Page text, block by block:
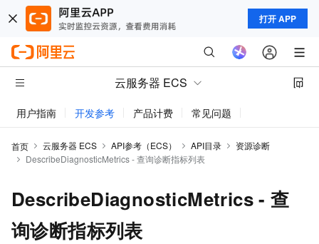
打开 APP
云服务器 ECS
用户指南 开发参考 产品计费 常见问题
首页 云服务器 ECS API参考（ECS） API目录
资源诊断
DescribeDiagnosticMetrics - 查询诊断指标列表
DescribeDiagnosticMetrics - 查
询诊断指标列表